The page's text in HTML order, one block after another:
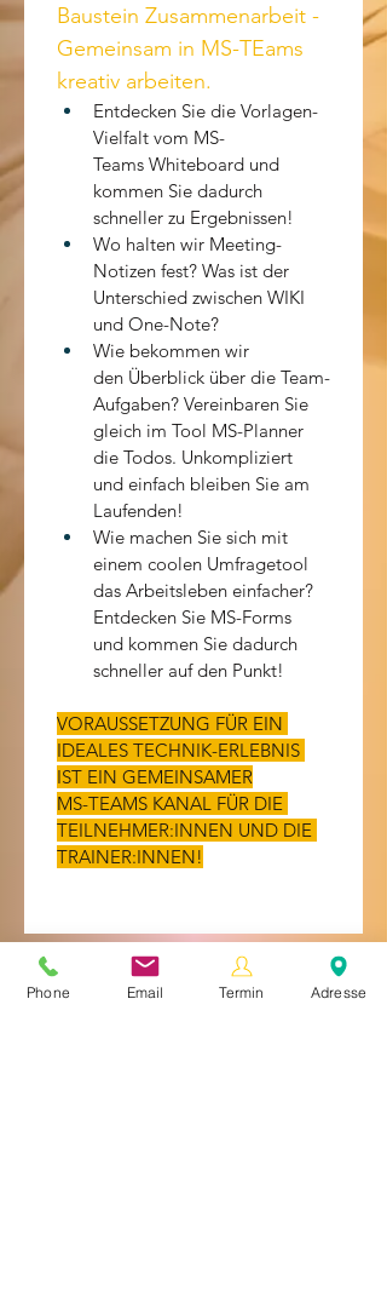
Baustein Zusammenarbeit -
Gemeinsam in MS-TEams
kreativ arbeiten.
Entdecken Sie die Vorlagen-
Vielfalt vom MS-
Teams Whiteboard und
kommen Sie dadurch
schneller zu Ergebnissen!
Wo halten wir Meeting-
Notizen fest? Was ist der
Unterschied zwischen WIKI
und One-Note?
Wie bekommen wir
den Überblick über die Team-
Aufgaben? Vereinbaren Sie
gleich im Tool MS-Planner
die Todos. Unkompliziert
und einfach bleiben Sie am
Laufenden!
Wie machen Sie sich mit
einem coolen Umfragetool
das Arbeitsleben einfacher?
Entdecken Sie MS-Forms
und kommen Sie dadurch
schneller auf den Punkt!
VORAUSSETZUNG FÜR EIN
IDEALES TECHNIK-ERLEBNIS
IST EIN GEMEINSAMER
MS-TEAMS KANAL FÜR DIE
TEILNEHMER:INNEN UND DIE
TRAINER:INNEN!
Phone Email Termin Adresse